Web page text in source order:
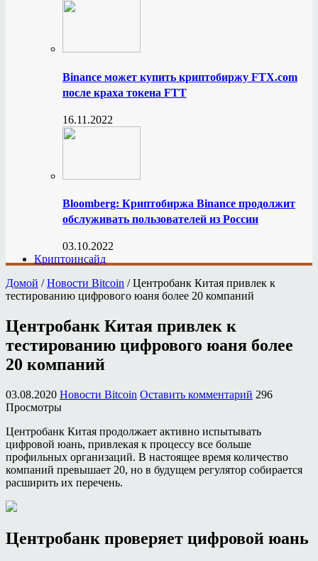
Binance может купить криптобиржу FTX.com
после краха токена FTT
16.11.2022
Bloomberg: Криптобиржа Binance продолжит
обслуживать пользователей из России
03.10.2022
Криптоинсайд
Домой / Новости Bitcoin / Центробанк Китая привлек к
тестированию цифрового юаня более 20 компаний
Центробанк Китая привлек к
тестированию цифрового юаня более
20 компаний
03.08.2020 Новости Bitcoin Оставить комментарий 296
Просмотры
Центробанк Китая продолжает активно испытывать
цифровой юань, привлекая к процессу все больше
профильных организаций. В настоящее время количество
компаний превышает 20, но в будущем регулятор собирается
расширить их перечень.
Центробанк проверяет цифровой юань